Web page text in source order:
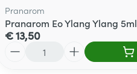
Pranarom
Pranarom Eo Ylang Ylang 5ml
€ 13,50